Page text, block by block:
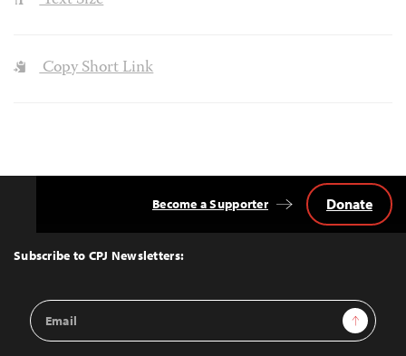
Copy Short Link
Top
Subscribe to CPJ Newsletters:
Email
Address
Sign Up
Become a Supporter Donate